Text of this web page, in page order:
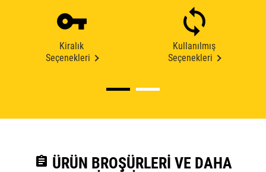
Kiralık
Seçenekleri
Kullanılmış
Seçenekleri
assignment ÜRÜN BROŞÜRLERI VE DAHA